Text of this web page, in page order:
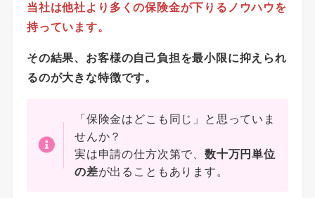
当社は他社より多くの保険金が下りるノウハウを
持っています。
その結果、お客様の自己負担を最小限に抑えられ
るのが大きな特徴です。
「保険金はどこも同じ」と思っていま
せんか？
実は申請の仕方次第で、 数十万円単位
の差が出ることもあります。